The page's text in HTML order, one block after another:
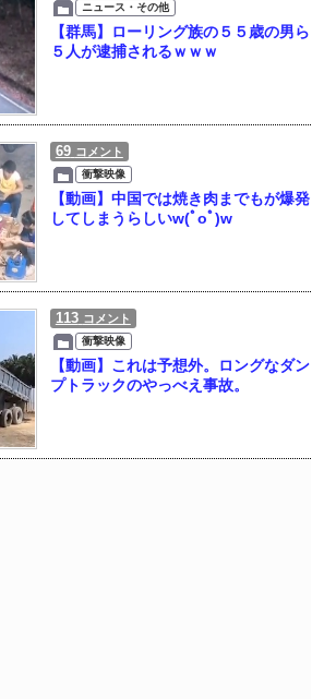
ニュース・その他
【群馬】ローリング族の５５歳の男ら
５人が逮捕されるｗｗｗ
69 コメント
衝撃映像
【動画】中国では焼き肉までもが爆発
してしまうらしいw(ﾟoﾟ)w
113 コメント
衝撃映像
【動画】これは予想外。ロングなダン
プトラックのやっべえ事故。